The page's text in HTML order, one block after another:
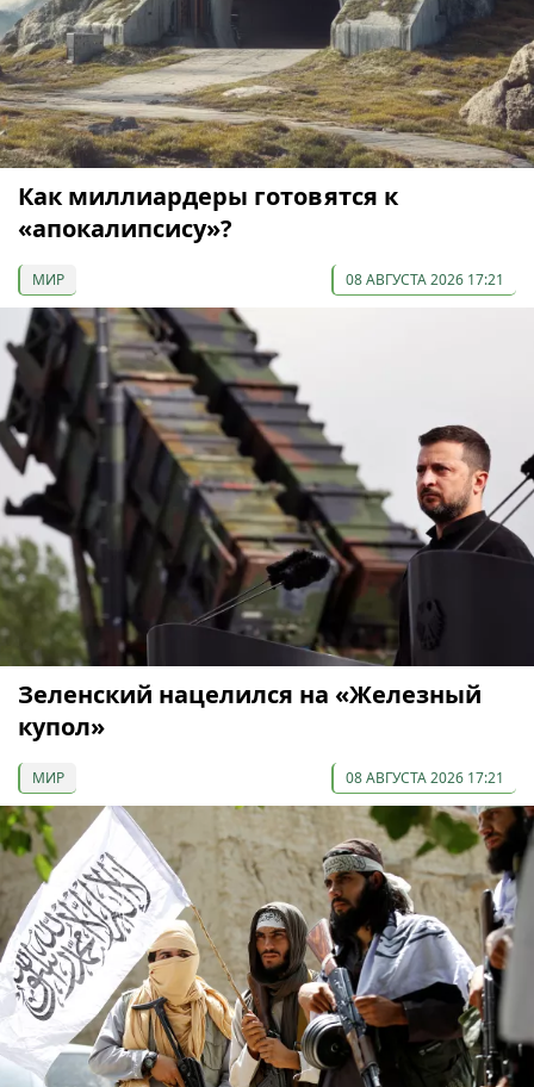
Как миллиардеры готовятся к
«апокалипсису»?
МИР 08 АВГУСТА 2026 17:21
Зеленский нацелился на «Железный
купол»
МИР 08 АВГУСТА 2026 17:21